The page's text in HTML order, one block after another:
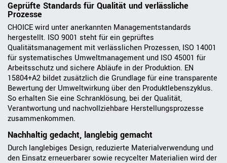
Geprüfte Standards für Qualität und verlässliche
Prozesse
CHOICE wird unter anerkannten Managementstandards
hergestellt. ISO 9001 steht für ein geprüftes
Qualitätsmanagement mit verlässlichen Prozessen, ISO 14001
für systematisches Umweltmanagement und ISO 45001 für
Arbeitsschutz und sichere Abläufe in der Produktion. EN
15804+A2 bildet zusätzlich die Grundlage für eine transparente
Bewertung der Umweltwirkung über den Produktlebenszyklus.
So erhalten Sie eine Schranklösung, bei der Qualität,
Verantwortung und nachvollziehbare Herstellungsprozesse
zusammenkommen.
Nachhaltig gedacht, langlebig gemacht
Durch langlebiges Design, reduzierte Materialverwendung und
den Einsatz erneuerbarer sowie recycelter Materialien wird der